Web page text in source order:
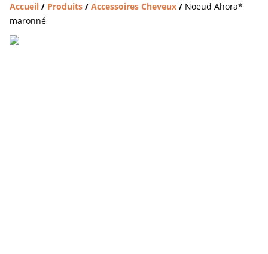
Accueil / Produits / Accessoires Cheveux / Noeud Ahora*
maronné